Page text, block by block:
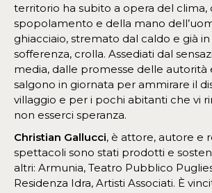
territorio ha subito a opera del clima,
spopolamento e della mano
ghiacciaio, stremato dal caldo e già
sofferenza, crolla. Assediati dal
media, dalle promesse delle autorità
salgono in giornata per ammirare il
villaggio e per i pochi abitanti che vi
non esserci speranza.
Christian Gallucci, è attore, autore e
spettacoli sono stati prodotti e
altri: Armunia, Teatro Pubblico
Residenza Idra, Artisti Associati. È